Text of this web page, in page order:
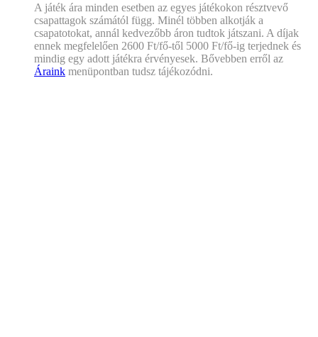
A játék ára minden esetben az egyes játékokon résztvevő
csapattagok számától függ. Minél többen alkotják a
csapatotokat, annál kedvezőbb áron tudtok játszani. A díjak
ennek megfelelően 2600 Ft/fő-től 5000 Ft/fő-ig terjednek és
mindig egy adott játékra érvényesek. Bővebben erről az
Áraink menüpontban tudsz tájékozódni.